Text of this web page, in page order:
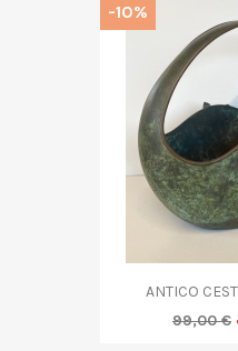

ANTICO
99,00 €
-10%